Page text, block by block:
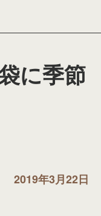
に季節
2019年3月22日